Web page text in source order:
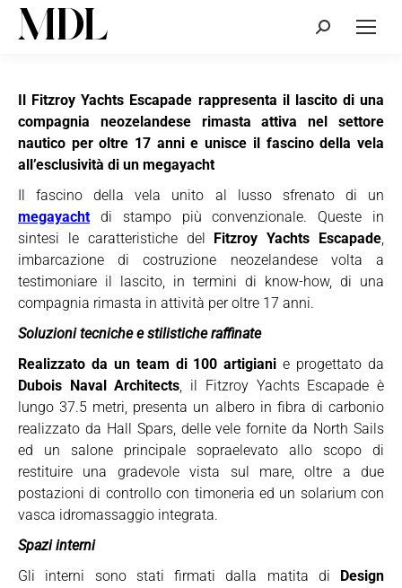
Cerca:
Il Fitzroy Yachts Escapade rappresenta il lascito di una
compagnia neozelandese rimasta attiva nel settore
nautico per oltre 17 anni e unisce il fascino della vela
all’esclusività di un megayacht
Il fascino della vela unito al lusso sfrenato di un
megayachtdi stampo più convenzionale. Queste in
sintesi le caratteristiche del Fitzroy Yachts Escapade,
imbarcazione di costruzione neozelandese volta a
testimoniare il lascito, in termini di know-how, di una
compagnia rimasta in attività per oltre 17 anni.
Soluzioni tecniche e stilistiche raffinate
Realizzato da un team di 100 artigiani e progettato da
Dubois Naval Architects, il Fitzroy Yachts Escapade è
lungo 37.5 metri, presenta un albero in fibra di carbonio
realizzato da Hall Spars, delle vele fornite da North Sails
ed un salone principale sopraelevato allo scopo di
restituire una gradevole vista sul mare, oltre a due
postazioni di controllo con timoneria ed un solarium con
vasca idromassaggio integrata.
Spazi interni
Gli interni sono stati firmati dalla matita di Design